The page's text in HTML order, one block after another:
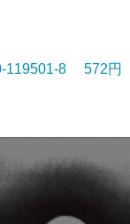
119501-8 572円